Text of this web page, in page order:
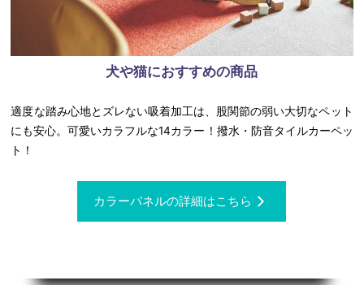
犬や猫におすすめの商品
適度な踏み心地とズレない吸着加工は、股関節の弱い大切なペット
にも安心。可愛いカラフルな14カラー！撥水・防音タイルカーペッ
ト！
カラーパネルの詳細はこちら